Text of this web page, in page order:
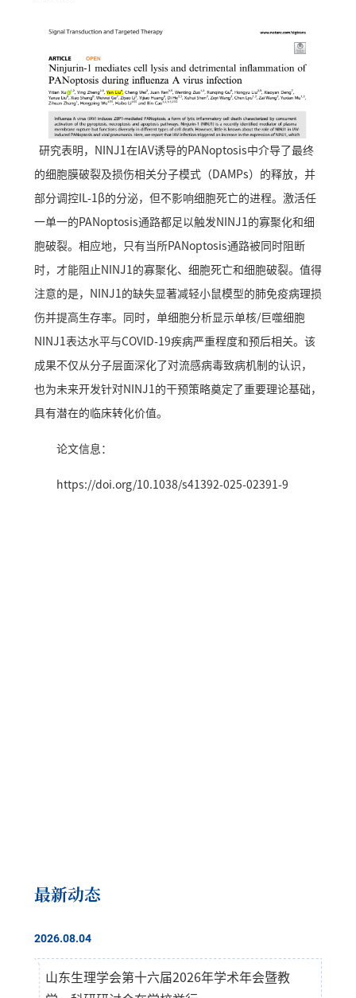
研究表明，NINJ1在IAV诱导的PANoptosis中介导了最终
的细胞膜破裂及损伤相关分子模式（DAMPs）的释放，并
部分调控IL-1β的分泌，但不影响细胞死亡的进程。激活任
一单一的PANoptosis通路都足以触发NINJ1的寡聚化和细
胞破裂。相应地，只有当所PANoptosis通路被同时阻断
时，才能阻止NINJ1的寡聚化、细胞死亡和细胞破裂。值得
注意的是，NINJ1的缺失显著减轻小鼠模型的肺免疫病理损
伤并提高生存率。同时，单细胞分析显示单核/巨噬细胞
NINJ1表达水平与COVID-19疾病严重程度和预后相关。该
成果不仅从分子层面深化了对流感病毒致病机制的认识，
也为未来开发针对NINJ1的干预策略奠定了重要理论基础，
具有潜在的临床转化价值。
论文信息：
https://doi.org/10.1038/s41392-025-02391-9
最新动态
2026.08.04
山东生理学会第十六届2026年学术年会暨教